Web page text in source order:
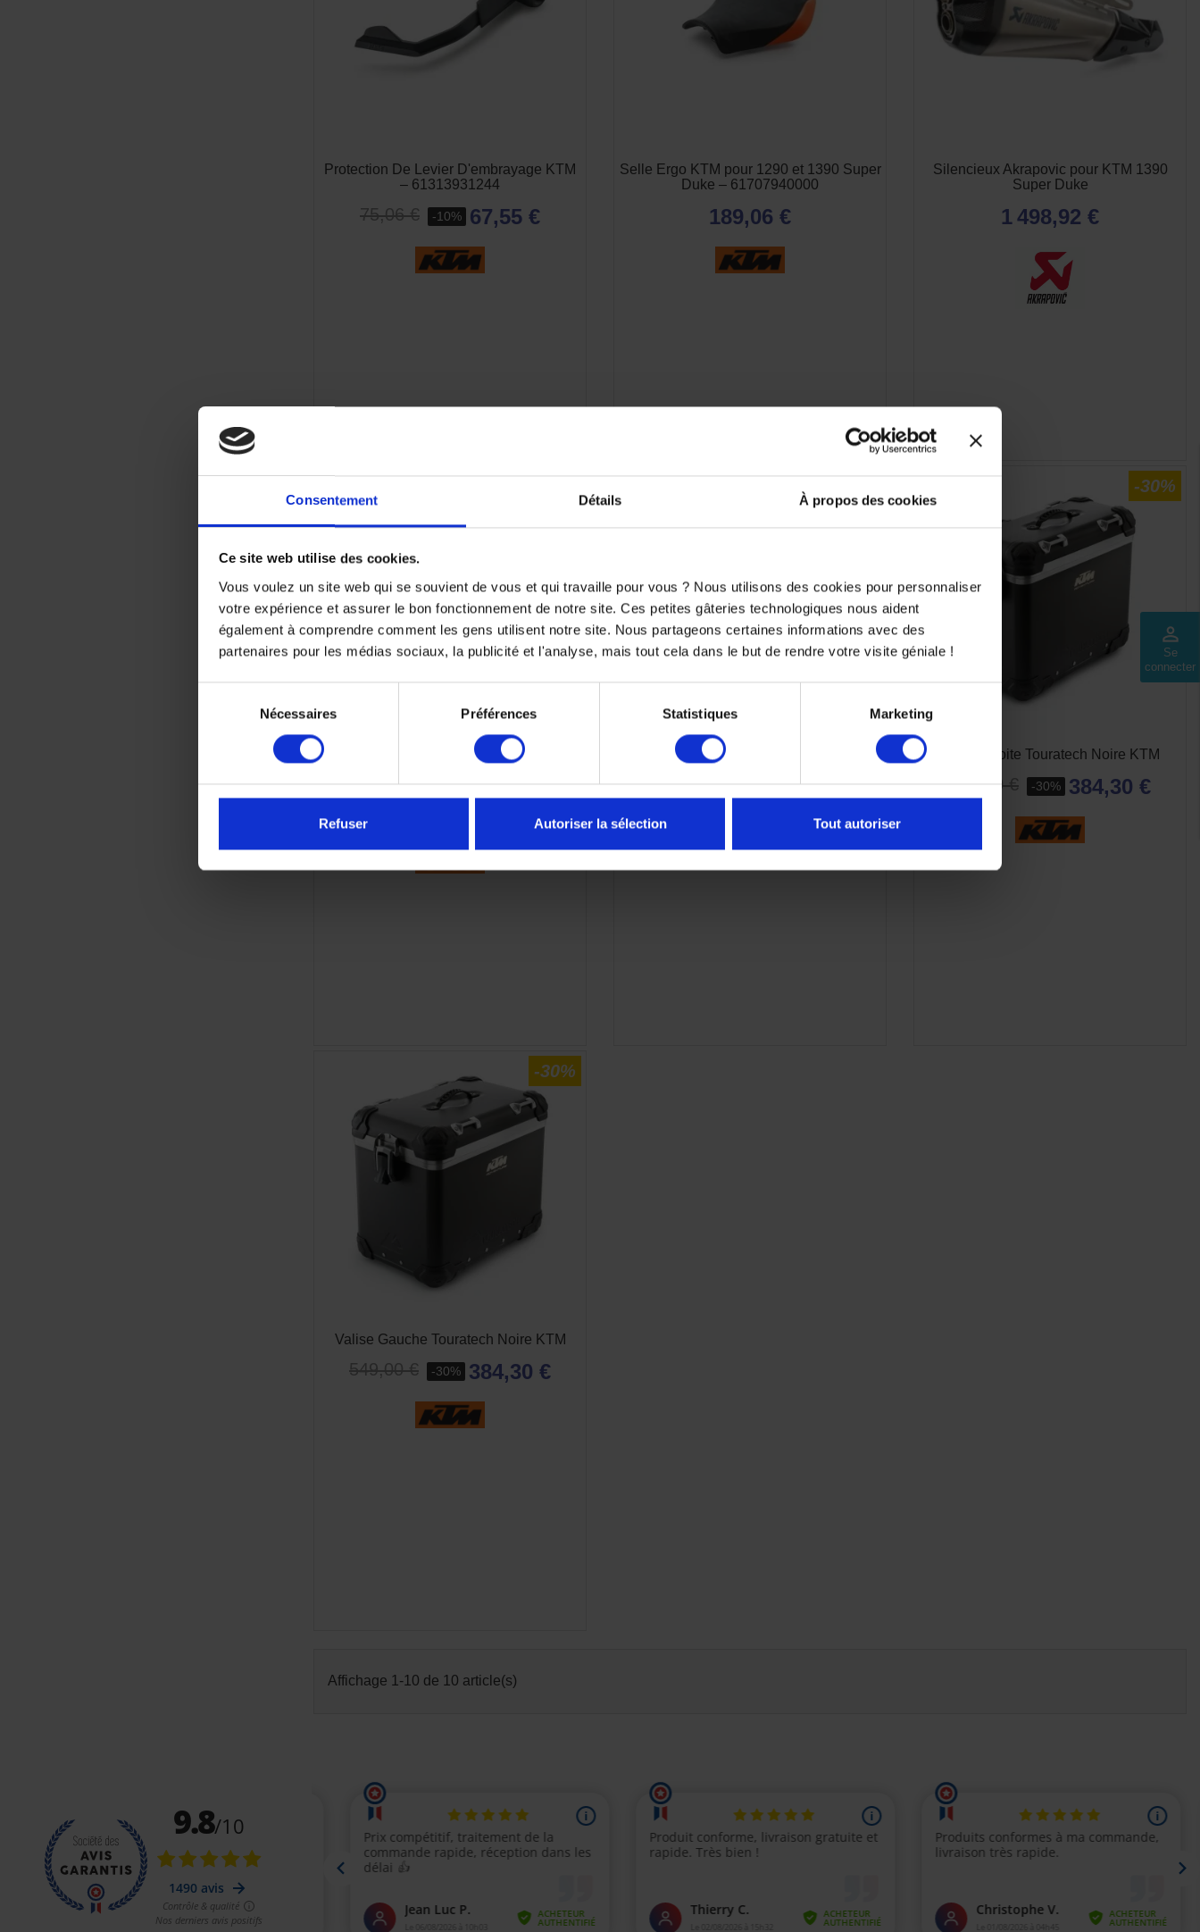
Consentement Détails À propos des cookies
Ce site web utilise des cookies.
Vous voulez un site web qui se souvient de vous et qui travaille pour vous ? Nous utilisons des cookies pour personnaliser
votre expérience et assurer le bon fonctionnement de notre site. Ces petites gâteries technologiques nous aident
également à comprendre comment les gens utilisent notre site. Nous partageons certaines informations avec des
partenaires pour les médias sociaux, la publicité et l'analyse, mais tout cela dans le but de rendre votre visite géniale !
consentement
Nécessaires Préférences Statistiques Marketing
Refuser Autoriser la sélection Tout autoriser
perm_identity
Se
connecter
Protection De Levier D'embrayage KTM
– 61313931244
75,06 € -10% 67,55 €
Selle Ergo KTM pour 1290 et 1390 Super
Duke – 61707940000
189,06 €
Silencieux Akrapovic pour KTM 1390
Super Duke
1 498,92 €
Support de plaque d'immatriculation court
DUKE-R/EVO/GT
Support de valises KTM 1290/1390
299,04 €
-30%
Valise Droite Touratech Noire KTM
549,00 € -30% 384,30 €
-30%
Valise Gauche Touratech Noire KTM
549,00 € -30% 384,30 €
Affichage 1-10 de 10 article(s)